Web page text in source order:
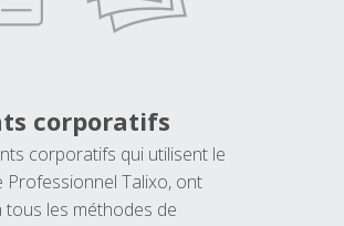
corporatifs
corporatifs qui utilisent le
Professionnel Talixo, ont
tous les méthodes de